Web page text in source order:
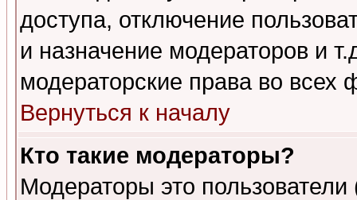
доступа, отключение
и назначение модераторов и
модераторские права во всех
Вернуться к началу
Кто такие модераторы?
Модераторы это